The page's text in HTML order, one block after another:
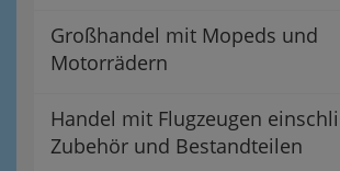
Großhandel mit Mopeds und
Motorrädern
Handel mit Flugzeugen
Zubehör und Bestandteilen